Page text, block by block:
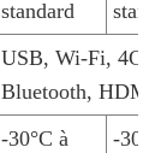
standard
USB, Wi-Fi, 4G,
Bluetooth,
-30°C à
-